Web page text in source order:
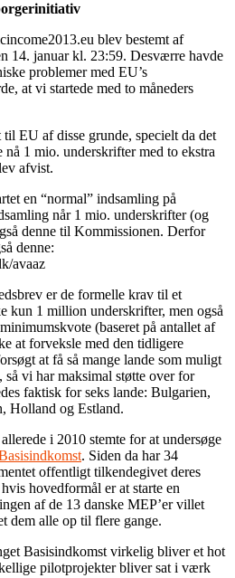
blev bestemt af
14. januar kl. 23:59. Desværre havde
problemer med EU’s
at vi startede med to måneders
EU af disse grunde, specielt da det
1 mio. underskrifter med to ekstra
afvist.
en “normal” indsamling på
når 1 mio. underskrifter (og
denne til Kommissionen. Derfor
denne:
avaaz
er de formelle krav til et
kun 1 million underskrifter, men også
(baseret på antallet af
at forveksle med den tidligere
at få så mange lande som muligt
vi har maksimal støtte over for
faktisk for seks lande: Bulgarien,
Holland og Estland.
i 2010 stemte for at undersøge
. Siden da har 34
offentligt tilkendegivet deres
hovedformål er at starte en
af de 13 danske MEP’er villet
dem alle op til flere gange.
Basisindkomst virkelig bliver et hot
pilotprojekter bliver sat i værk